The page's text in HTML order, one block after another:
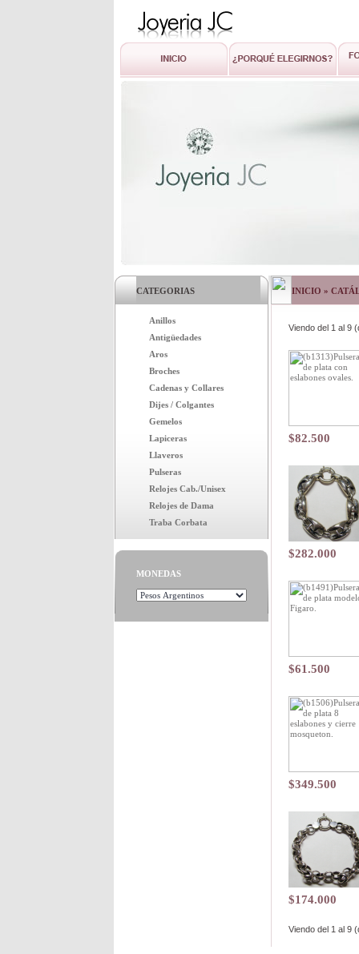
CATEGORIAS
Anillos
Antigüedades
Aros
Broches
Cadenas y Collares
Dijes / Colgantes
Gemelos
Lapiceras
Llaveros
Pulseras
Relojes Cab./Unisex
Relojes de Dama
Traba Corbata
MONEDAS
INICIO »
Viendo del 1 al 9
$82.500
$282.000
$61.500
$349.500
$174.000
Viendo del 1 al 9